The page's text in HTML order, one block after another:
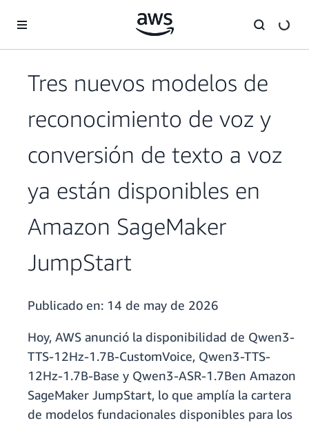
Tres nuevos modelos de
reconocimiento de voz y
conversión de texto a voz
ya están disponibles en
Amazon SageMaker
JumpStart
Publicado en: 14 de may de 2026
Hoy, AWS anunció la disponibilidad de Qwen3-
TTS-12Hz-1.7B-CustomVoice, Qwen3-TTS-
12Hz-1.7B-Base y Qwen3-ASR-1.7Ben Amazon
SageMaker JumpStart, lo que amplía la cartera
de modelos fundacionales disponibles para los